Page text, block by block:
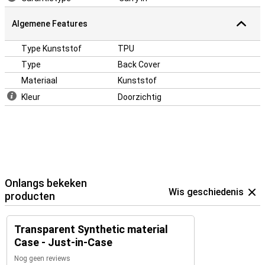
Algemene Features
Type Kunststof
TPU
Type
Back Cover
Materiaal
Kunststof
Kleur
Doorzichtig
Onlangs bekeken
producten
Wis geschiedenis
Transparent Synthetic material
Case - Just-in-Case
Nog geen reviews